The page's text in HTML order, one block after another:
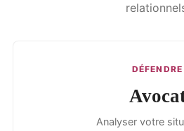
DÉFENDRE
Analyser votre